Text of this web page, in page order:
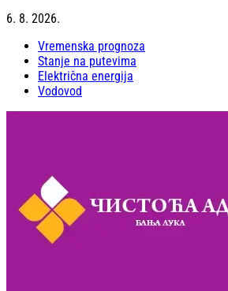
6. 8. 2026.
Vremenska prognoza
Stanje na putevima
Električna energija
Vodovod